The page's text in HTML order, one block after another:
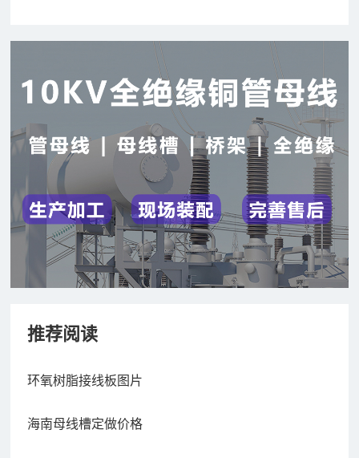
推荐阅读
环氧树脂接线板图片
海南母线槽定做价格